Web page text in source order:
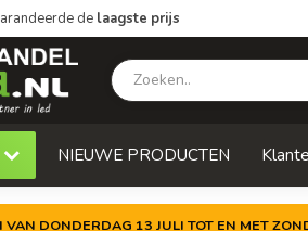
de laagste prijs
NIEUWE PRODUCTEN
VAN DONDERDAG 13 JULI TOT EN MET